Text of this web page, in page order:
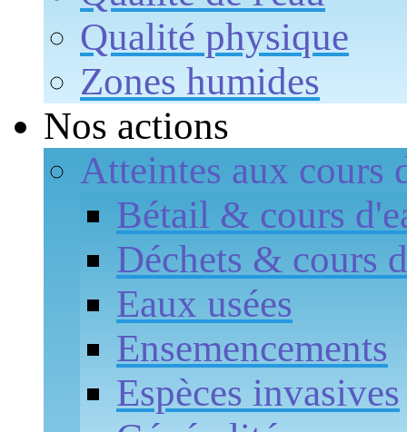
Qualité physique
Zones humides
Nos actions
Atteintes aux cours
Bétail & cours
Déchets & cours
Eaux usées
Ensemencements
Espèces invasives